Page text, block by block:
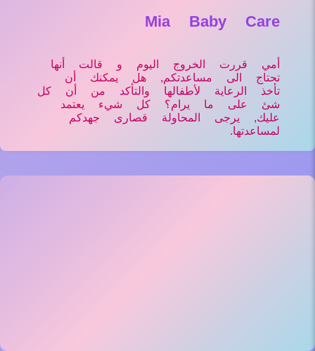
Mia Baby Care
أمي قررت الخروج اليوم و قالت أنها
تحتاج الى مساعدتكم, هل يمكنك أن
تأخذ الرعاية لأطفالها والتأكد من أن كل
شئ على ما يرام؟ كل شيء يعتمد
عليك, يرجى المحاولة قصارى جهدكم
لمساعدتها.